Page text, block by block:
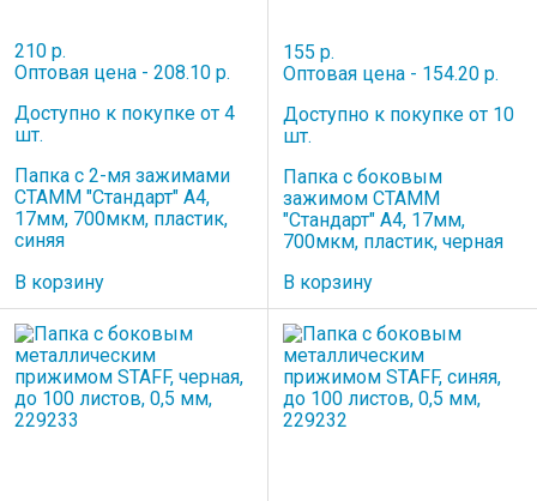
210 р.
Оптовая цена - 208.10 р.
Доступно к покупке от 4
шт.
Папка с 2-мя зажимами
СТАММ "Стандарт" А4,
17мм, 700мкм, пластик,
синяя
В корзину
155 р.
Оптовая цена - 154.20 р.
Доступно к покупке от 10
шт.
Папка с боковым
зажимом СТАММ
"Стандарт" А4, 17мм,
700мкм, пластик, черная
В корзину